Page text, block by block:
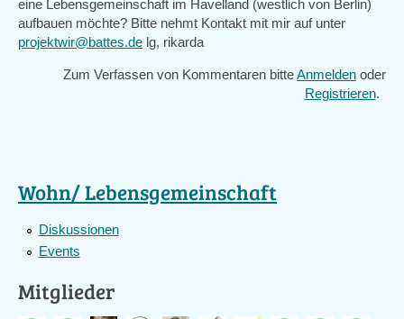
eine Lebensgemeinschaft im Havelland (westlich von Berlin)
aufbauen möchte? Bitte nehmt Kontakt mit mir auf unter
projektwir@battes.de lg, rikarda
Zum Verfassen von Kommentaren bitteAnmelden oder
Registrieren.
Wohn/ Lebensgemeinschaft
Diskussionen
Events
Mitglieder